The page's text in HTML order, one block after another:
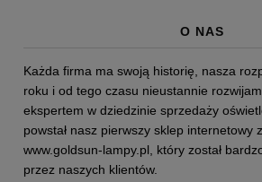
O NAS
Każda firma ma swoją historię, nasza
roku i od tego czasu nieustannie
ekspertem w dziedzinie sprzedaży
powstał nasz pierwszy sklep internetowy
www.goldsun-lampy.pl, który został
przez naszych klientów.